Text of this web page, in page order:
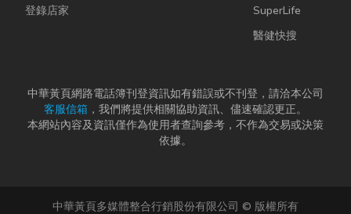
登錄店家
SuperLife
醫健快搜
中華黃頁網路電話簿刊登資訊如有錯誤或不刊登，請洽本公司
客服信箱 ，我們將提供相關協助資訊、儘速確認更正。
本網站內容及資訊僅作為使用者查詢參考，不作為交易或決策
依據。
中華黃頁多媒體整合行銷股份有限公司 © 版權所有